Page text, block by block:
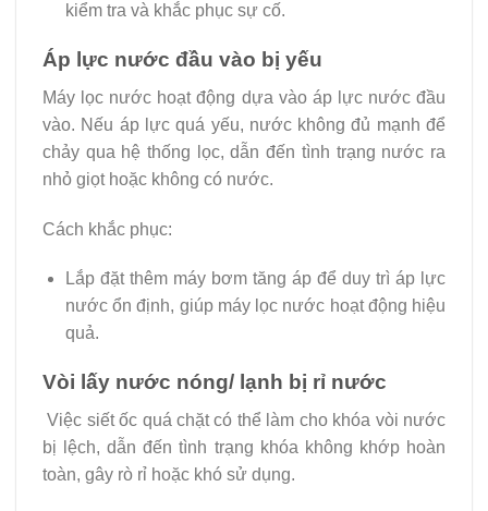
kiểm tra và khắc phục sự cố.
Áp lực nước đầu vào bị yếu
Máy lọc nước hoạt động dựa vào áp lực nước đầu
vào. Nếu áp lực quá yếu, nước không đủ mạnh để
chảy qua hệ thống lọc, dẫn đến tình trạng nước ra
nhỏ giọt hoặc không có nước.
Cách khắc phục:
Lắp đặt thêm máy bơm tăng áp để duy trì áp lực
nước ổn định, giúp máy lọc nước hoạt động hiệu
quả.
Vòi lấy nước nóng/ lạnh bị rỉ nước
Việc siết ốc quá chặt có thể làm cho khóa vòi nước
bị lệch, dẫn đến tình trạng khóa không khớp hoàn
toàn, gây rò rỉ hoặc khó sử dụng.